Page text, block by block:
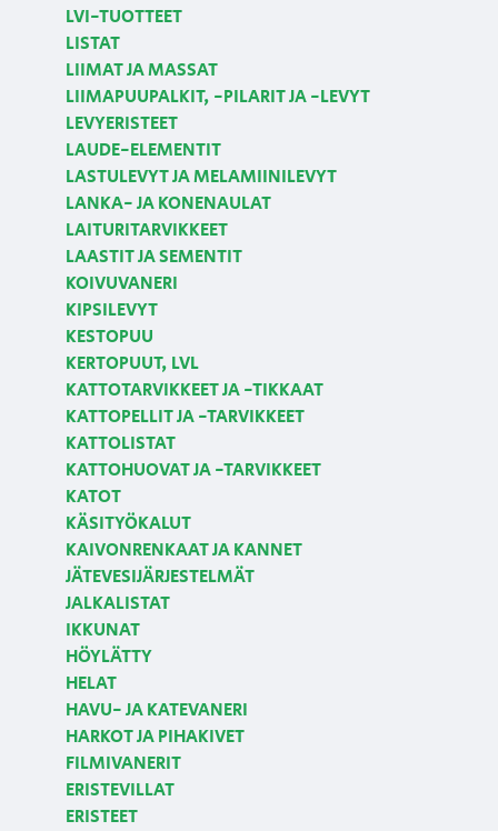
LVI-TUOTTEET
LISTAT
LIIMAT JA MASSAT
LIIMAPUUPALKIT, -PILARIT JA -LEVYT
LEVYERISTEET
LAUDE-ELEMENTIT
LASTULEVYT JA MELAMIINILEVYT
LANKA- JA KONENAULAT
LAITURITARVIKKEET
LAASTIT JA SEMENTIT
KOIVUVANERI
KIPSILEVYT
KESTOPUU
KERTOPUUT, LVL
KATTOTARVIKKEET JA -TIKKAAT
KATTOPELLIT JA -TARVIKKEET
KATTOLISTAT
KATTOHUOVAT JA -TARVIKKEET
KATOT
KÄSITYÖKALUT
KAIVONRENKAAT JA KANNET
JÄTEVESIJÄRJESTELMÄT
JALKALISTAT
IKKUNAT
HÖYLÄTTY
HELAT
HAVU- JA KATEVANERI
HARKOT JA PIHAKIVET
FILMIVANERIT
ERISTEVILLAT
ERISTEET